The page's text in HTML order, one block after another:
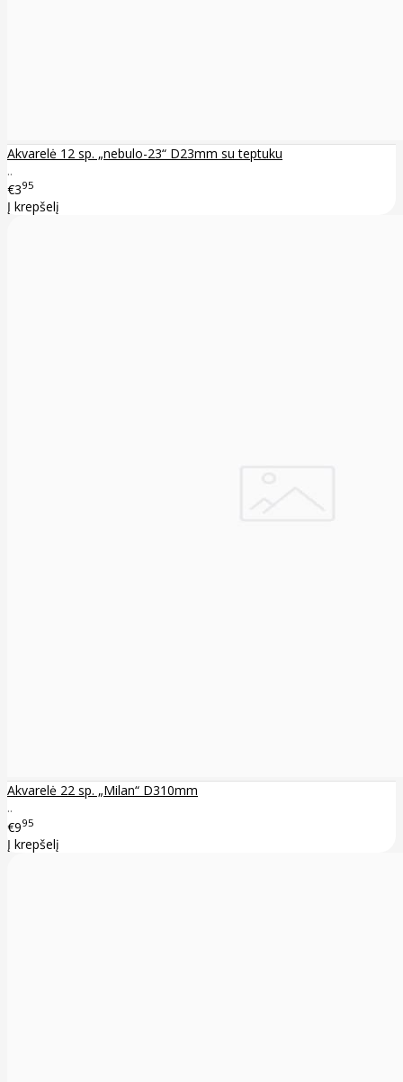
Akvarelė 12 sp. „nebulo-23“ D23mm su teptuku
..
€395
Į krepšelį
Akvarelė 22 sp. „Milan“ D310mm
..
€995
Į krepšelį